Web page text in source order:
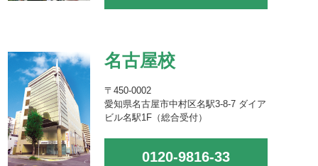
名古屋校
〒450-0002
愛知県名古屋市中村区名駅3-8-7 ダイア
ビル名駅1F（総合受付）
0120-9816-33